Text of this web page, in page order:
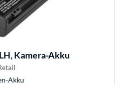
Kamera-Akku
Akku